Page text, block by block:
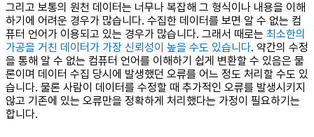
그리고 보통의 원천 데이터는 너무나 복잡해 그 형식이나 내용을 이해
하기에 어려운 경우가 많습니다. 수집한 데이터를 보면 알 수 없는 컴
퓨터 언어가 이용되고 있는 경우가 많습니다. 그래서 때로는 최소한의
가공을 거친 데이터가 가장 신뢰성이 높을 수도 있습니다. 약간의 수정
을 통해 알 수 없는 컴퓨터 언어를 이해하기 쉽게 변환할 수 있음은 물
론이며 데이터 수집 당시에 발생했던 오류를 어느 정도 처리할 수도 있
습니다. 물론 사람이 데이터를 수정할 때 추가적인 오류를 발생시키지
않고 기존에 있는 오류만을 정확하게 처리했다는 가정이 필요하기는
합니다.